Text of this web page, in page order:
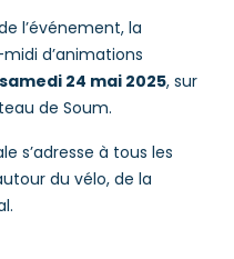
l’événement, la
d’animations
samedi 24 mai 2025, sur
de Soum.
s’adresse à tous les
du vélo, de la